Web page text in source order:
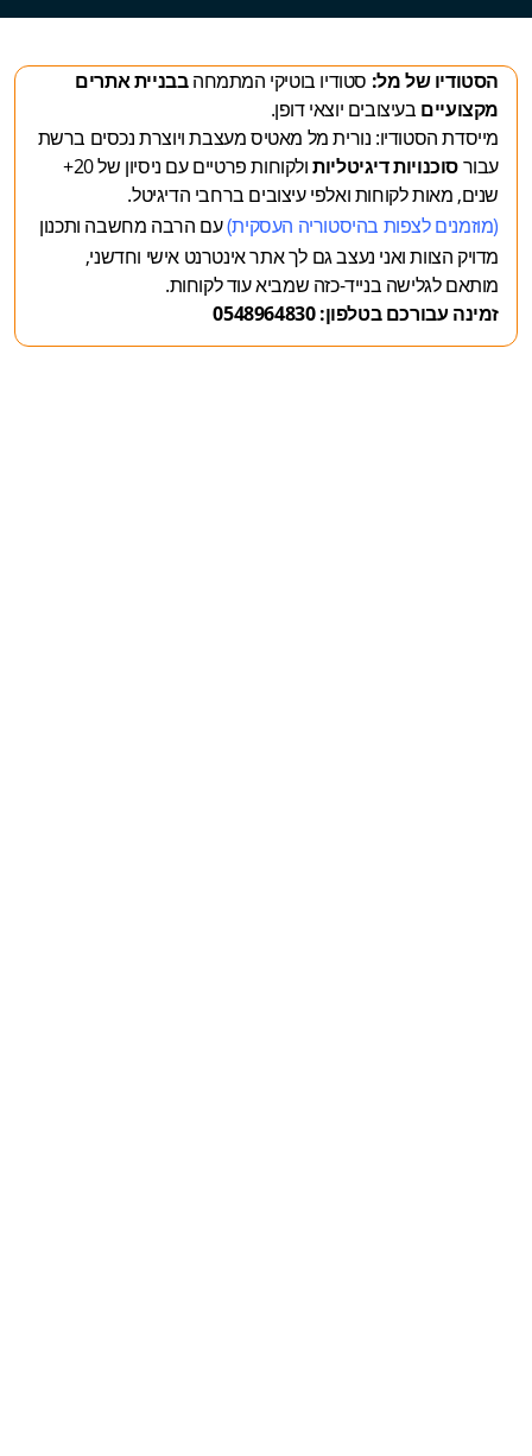
הסטודיו של מל: סטודיו בוטיקי המתמחהבבניית אתרים
מקצועיים בעיצובים יוצאי דופן.
מייסדת הסטודיו: נורית מל מאטיס מעצבת ויוצרת נכסים ברשת
עבורסוכנויות דיגיטליות
ולקוחות פרטיים עם ניסיון של 20+
שנים, מאות לקוחות ואלפי עיצובים ברחבי הדיגיטל.
(מוזמנים לצפות בהיסטוריה העסקית)עם הרבה מחשבה ותכנון
מדויק הצוות ואני נעצב גם לך אתר אינטרנט אישי וחדשני,
מותאם לגלישה בנייד-כזה שמביא עוד לקוחות.
זמינה עבורכם בטלפון: 0548964830